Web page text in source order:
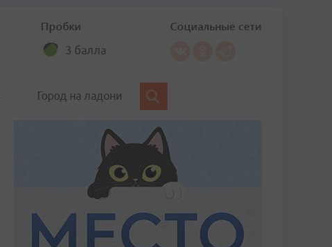
Пробки
3 балла
Социальные сети
Город на ладони